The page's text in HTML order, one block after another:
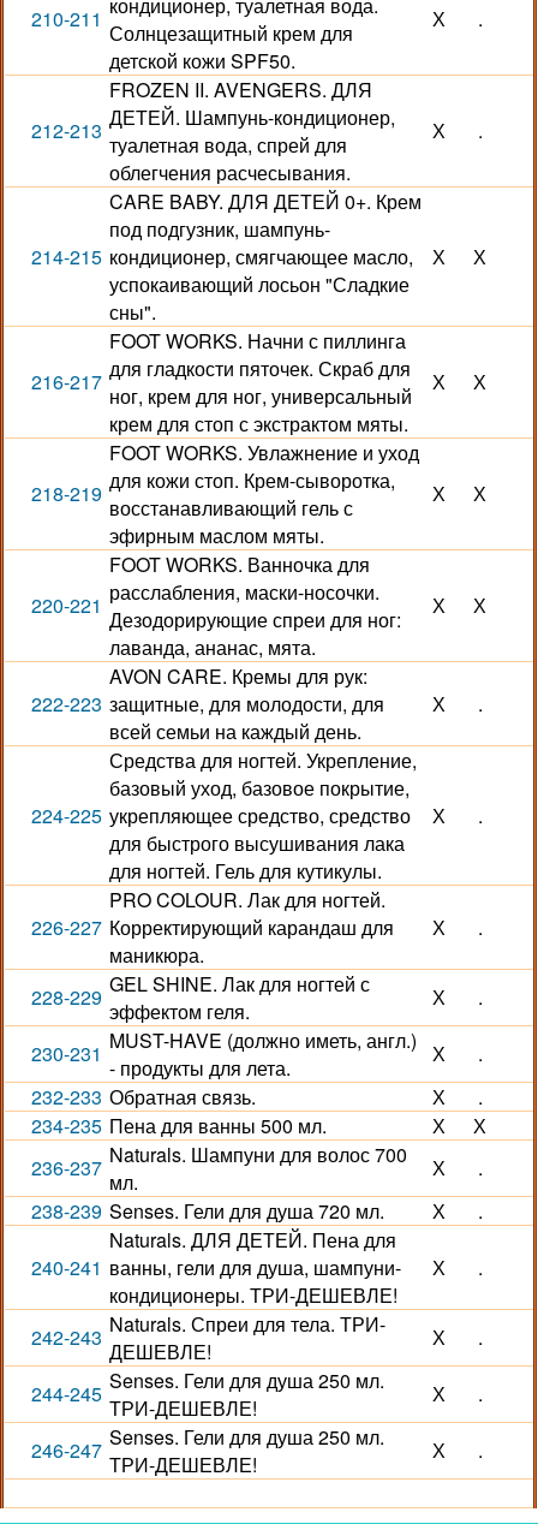
210-211
Солнцезащитный крем для
детской кожи SPF50.
Х .
212-213
FROZEN II. AVENGERS. ДЛЯ
ДЕТЕЙ. Шампунь-кондиционер,
туалетная вода, спрей для
облегчения расчесывания.
Х .
214-215
CARE BABY. ДЛЯ ДЕТЕЙ 0+. Крем
под подгузник, шампунь-
кондиционер, смягчающее масло,
успокаивающий лосьон "Сладкие
сны".
Х Х
216-217
FOOT WORKS. Начни с пиллинга
для гладкости пяточек. Скраб для
ног, крем для ног, универсальный
крем для стоп с экстрактом мяты.
Х Х
218-219
FOOT WORKS. Увлажнение и уход
для кожи стоп. Крем-сыворотка,
восстанавливающий гель с
эфирным маслом мяты.
Х Х
220-221
FOOT WORKS. Ванночка для
расслабления, маски-носочки.
Дезодорирующие спреи для ног:
лаванда, ананас, мята.
Х Х
222-223
AVON CARE. Кремы для рук:
защитные, для молодости, для
всей семьи на каждый день.
Х .
224-225
Средства для ногтей. Укрепление,
базовый уход, базовое покрытие,
укрепляющее средство, средство
для быстрого высушивания лака
для ногтей. Гель для кутикулы.
Х .
226-227
PRO COLOUR. Лак для ногтей.
Корректирующий карандаш для
маникюра.
Х .
228-229 GEL SHINE. Лак для ногтей с
эффектом геля.
Х .
230-231 MUST-HAVE (должно иметь, англ.)
- продукты для лета.
Х
.
232-233 Обратная связь. Х
.
234-235 Пена для ванны 500 мл. Х
Х
236-237 Naturals. Шампуни для волос 700
мл.
Х
.
238-239 Senses. Гели для душа 720 мл. Х .
240-241
Naturals. ДЛЯ ДЕТЕЙ. Пена для
ванны, гели для душа, шампуни-
кондиционеры. ТРИ-ДЕШЕВЛЕ!
Х .
242-243 Naturals. Спреи для тела. ТРИ-
ДЕШЕВЛЕ!
Х .
244-245 Senses. Гели для душа 250 мл.
ТРИ-ДЕШЕВЛЕ!
Х .
246-247 Senses. Гели для душа 250 мл.
ТРИ-ДЕШЕВЛЕ!
Х .